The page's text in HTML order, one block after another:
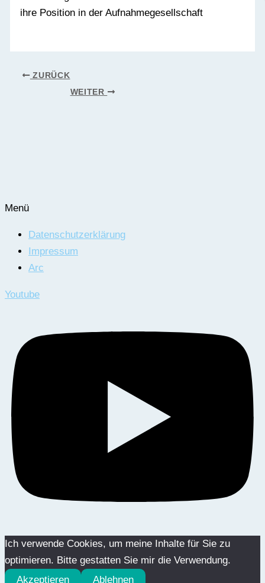
ihre Position in der Aufnahmegesellschaft
ZURÜCK
WEITER
Menü
Datenschutzerklärung
Impressum
Arc
Youtube
Ich verwende Cookies, um meine Inhalte für Sie zu
optimieren. Bitte gestatten Sie mir die Verwendung.
Akzeptieren
Ablehnen